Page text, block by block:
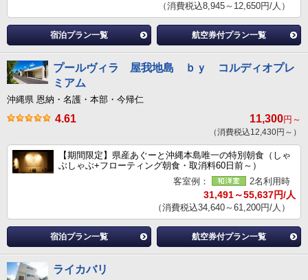
（消費税込8,945～12,650円/人）
宿泊プラン一覧 航空券付プラン一覧
プールヴィラ 屋我地島 ｂｙ コルディオプレ
ミアム
沖縄県 恩納・名護・本部・今帰仁
4.61 11,300円～
（消費税込12,430円～）
【期間限定】県産あぐーと沖縄本島唯一の特別朝食（しゃ
ぶしゃぶ+フローティング朝食・取消料60日前～）
客室例：
2名利用時
31,491～55,637円/人
（消費税込34,640～61,200円/人）
宿泊プラン一覧 航空券付プラン一覧
ライカバリ